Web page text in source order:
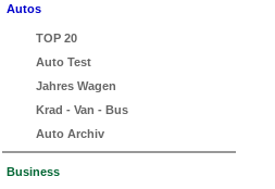
Autos
TOP 20
Auto Test
Jahres Wagen
Krad - Van - Bus
Auto Archiv
Business